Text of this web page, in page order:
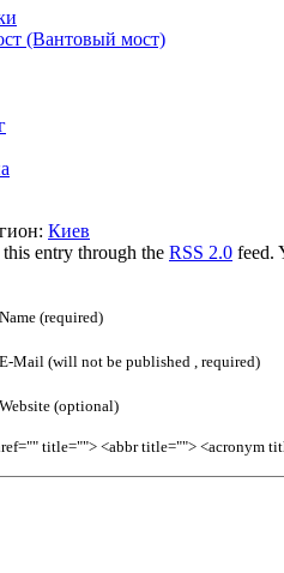
(Вантовый мост)
Киев
entry through the RSS 2.0 feed.
Name (required)
E-Mail (will not be published , required)
Website (optional)
title=""> <abbr title=""> <acronym